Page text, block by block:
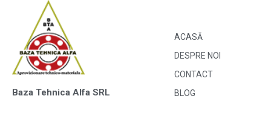
Baza Tehnica Alfa SRL
ACASĂ
DESPRE NOI
CONTACT
BLOG